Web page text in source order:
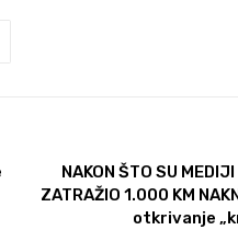
NAKON ŠTO SU
ZATRAŽIO 1.000 KM
otkrivanje